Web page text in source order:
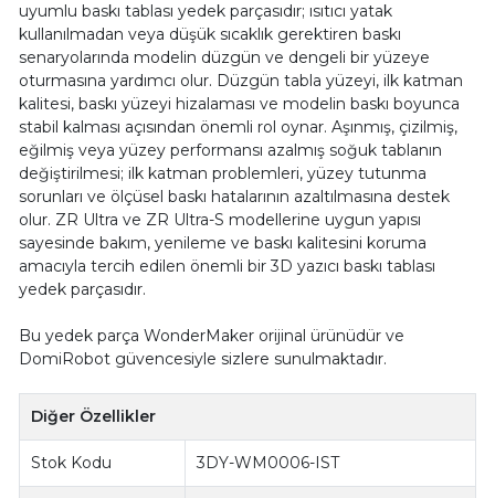
uyumlu baskı tablası yedek parçasıdır; ısıtıcı yatak
kullanılmadan veya düşük sıcaklık gerektiren baskı
senaryolarında modelin düzgün ve dengeli bir yüzeye
oturmasına yardımcı olur. Düzgün tabla yüzeyi, ilk katman
kalitesi, baskı yüzeyi hizalaması ve modelin baskı boyunca
stabil kalması açısından önemli rol oynar. Aşınmış, çizilmiş,
eğilmiş veya yüzey performansı azalmış soğuk tablanın
değiştirilmesi; ilk katman problemleri, yüzey tutunma
sorunları ve ölçüsel baskı hatalarının azaltılmasına destek
olur. ZR Ultra ve ZR Ultra-S modellerine uygun yapısı
sayesinde bakım, yenileme ve baskı kalitesini koruma
amacıyla tercih edilen önemli bir 3D yazıcı baskı tablası
yedek parçasıdır.
Bu yedek parça WonderMaker orijinal ürünüdür ve
DomiRobot güvencesiyle sizlere sunulmaktadır.
Diğer Özellikler
Stok Kodu 3DY-WM0006-IST